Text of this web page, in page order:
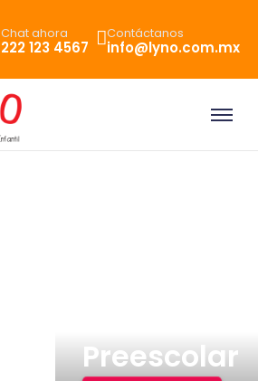
Chat ahora
222 123 4567
Contáctanos
info@lyno.com.mx
Preescolar